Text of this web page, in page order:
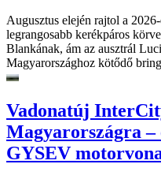
Augusztus elején rajtol a
legrangosabb kerékpáros
Blankának, ám az ausztrál
Magyarországhoz kötődő
Vadonatúj
Magyarországra –
GYSEV